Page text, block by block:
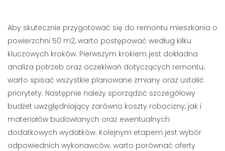
Aby skutecznie przygotować się do remontu mieszkania o
powierzchni 50 m2, warto postępować według kilku
kluczowych kroków. Pierwszym krokiem jest dokładna
analiza potrzeb oraz oczekiwań dotyczących remontu;
warto spisać wszystkie planowane zmiany oraz ustalić
priorytety. Następnie należy sporządzić szczegółowy
budżet uwzględniający zarówno koszty robocizny, jak i
materiałów budowlanych oraz ewentualnych
dodatkowych wydatków. Kolejnym etapem jest wybór
odpowiednich wykonawców; warto porównać oferty